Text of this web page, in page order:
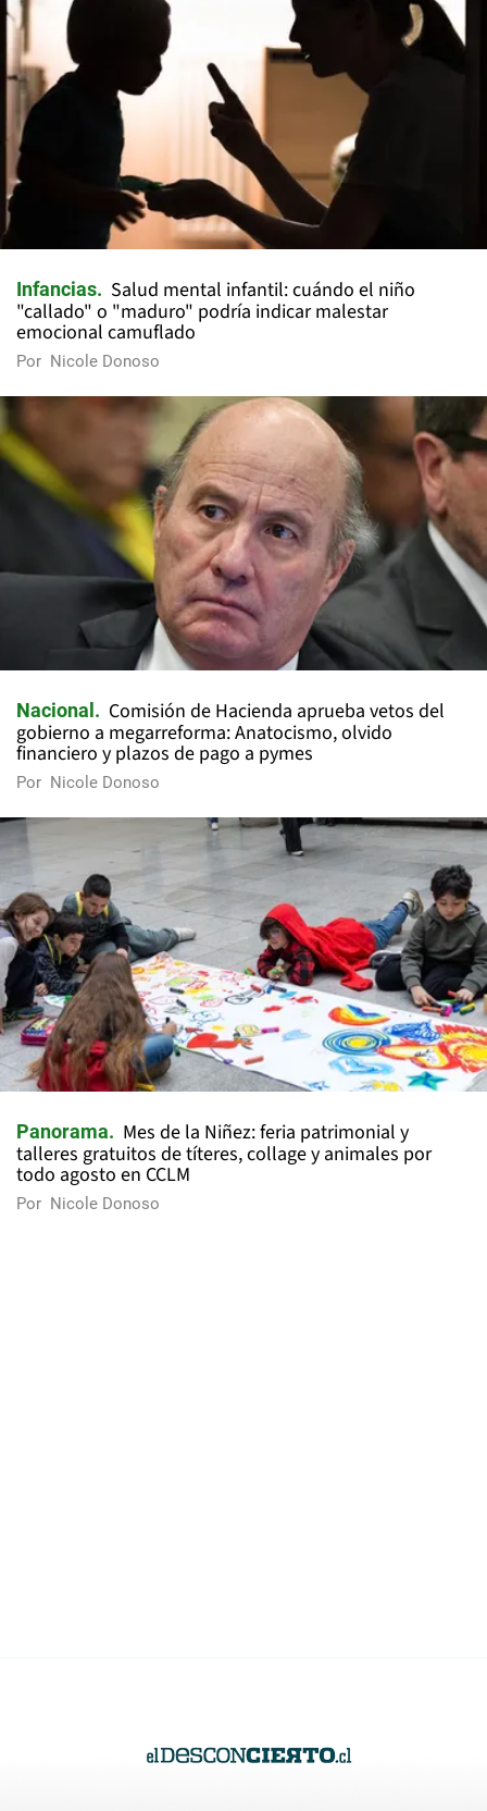
Infancias
Salud mental infantil: cuándo el niño
"callado" o "maduro" podría indicar malestar
emocional camuflado
Por Nicole Donoso
Nacional
Comisión de Hacienda aprueba vetos del
gobierno a megarreforma: Anatocismo, olvido
financiero y plazos de pago a pymes
Por Nicole Donoso
Panorama
Mes de la Niñez: feria patrimonial y
talleres gratuitos de títeres, collage y animales por
todo agosto en CCLM
Por Nicole Donoso